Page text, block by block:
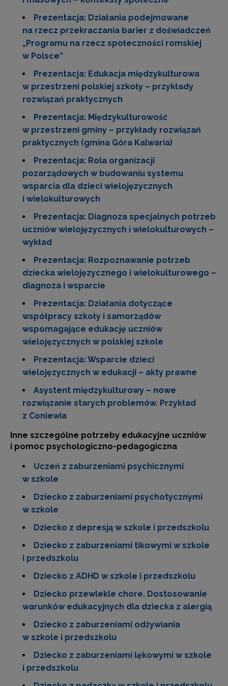
Prezentacja: Działania podejmowane
na rzecz przekraczania barier z doświadczeń
„Programu na rzecz społeczności romskiej
w Polsce”
Prezentacja: Edukacja międzykulturowa
w przestrzeni polskiej szkoły – przykłady
rozwiązań praktycznych
Prezentacja: Międzykulturowość
w przestrzeni gminy – przykłady rozwiązań
praktycznych (gmina Góra Kalwaria)
Prezentacja: Rola organizacji
pozarządowych w budowaniu systemu
wsparcia dla dzieci wielojęzycznych
i wielokulturowych
Prezentacja: Diagnoza specjalnych potrzeb
uczniów wielojęzycznych i wielokulturowych –
wykład
Prezentacja: Rozpoznawanie potrzeb
dziecka wielojęzycznego i wielokulturowego –
diagnoza i wsparcie
Prezentacja: Działania dotyczące
współpracy szkoły i samorządów
wspomagające edukację uczniów
wielojęzycznych w polskiej szkole
Prezentacja: Wsparcie dzieci
wielojęzycznych w edukacji – akty prawne
Asystent międzykulturowy – nowe
rozwiązanie starych problemów. Przykład
z Coniewia
Inne szczególne potrzeby edukacyjne uczniów
i pomoc psychologiczno-pedagogiczna
Uczeń z zaburzeniami psychicznymi
w szkole
Dziecko z zaburzeniami psychotycznymi
w szkole
Dziecko z depresją w szkole i przedszkolu
Dziecko z zaburzeniami tikowymi w szkole
i przedszkolu
Dziecko z ADHD w szkole i przedszkolu
Dziecko przewlekle chore. Dostosowanie
warunków edukacyjnych dla dziecka z alergią
Dziecko z zaburzeniami odżywiania
w szkole i przedszkolu
Dziecko z zaburzeniami lękowymi w szkole
i przedszkolu